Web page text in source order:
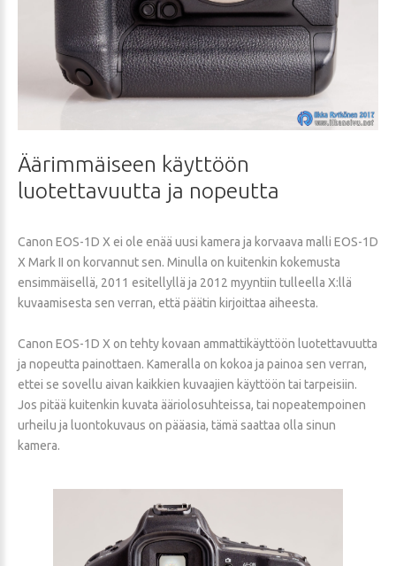
Äärimmäiseen käyttöön
luotettavuutta ja nopeutta
Canon EOS-1D X ei ole enää uusi kamera ja korvaava malli EOS-1D
X Mark II on korvannut sen. Minulla on kuitenkin kokemusta
ensimmäisellä, 2011 esitellyllä ja 2012 myyntiin tulleella X:llä
kuvaamisesta sen verran, että päätin kirjoittaa aiheesta.
Canon EOS-1D X on tehty kovaan ammattikäyttöön luotettavuutta
ja nopeutta painottaen. Kameralla on kokoa ja painoa sen verran,
ettei se sovellu aivan kaikkien kuvaajien käyttöön tai tarpeisiin.
Jos pitää kuitenkin kuvata ääriolosuhteissa, tai nopeatempoinen
urheilu ja luontokuvaus on pääasia, tämä saattaa olla sinun
kamera.